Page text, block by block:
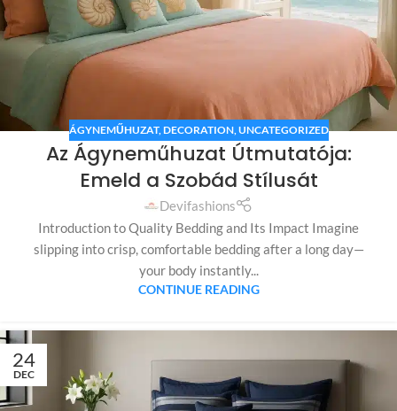
ÁGYNEMŰHUZAT,DECORATION,UNCATEGORIZED
Az Ágyneműhuzat Útmutatója:
Emeld a Szobád Stílusát
Devifashions
Introduction to Quality Bedding and Its Impact Imagine
slipping into crisp, comfortable bedding after a long day—
your body instantly...
CONTINUE READING
24
DEC